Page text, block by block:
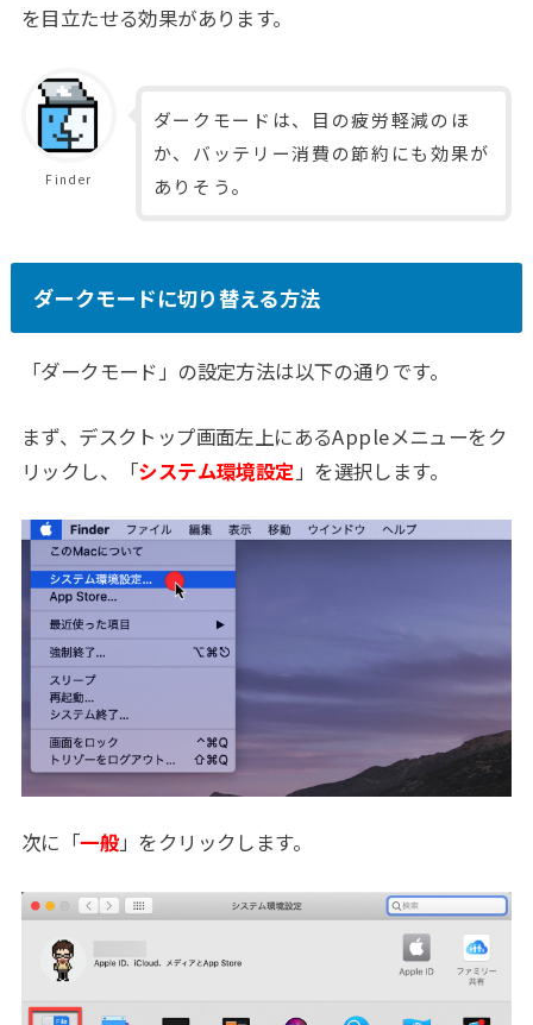
を目立たせる効果があります。
Finder
ダークモードは、目の疲労軽減のほ
か、バッテリー消費の節約にも効果が
ありそう。
ダークモードに切り替える方法
「ダークモード」の設定方法は以下の通りです。
まず、デスクトップ画面左上にあるAppleメニューをク
リックし、「システム環境設定」を選択します。
次に「一般」をクリックします。